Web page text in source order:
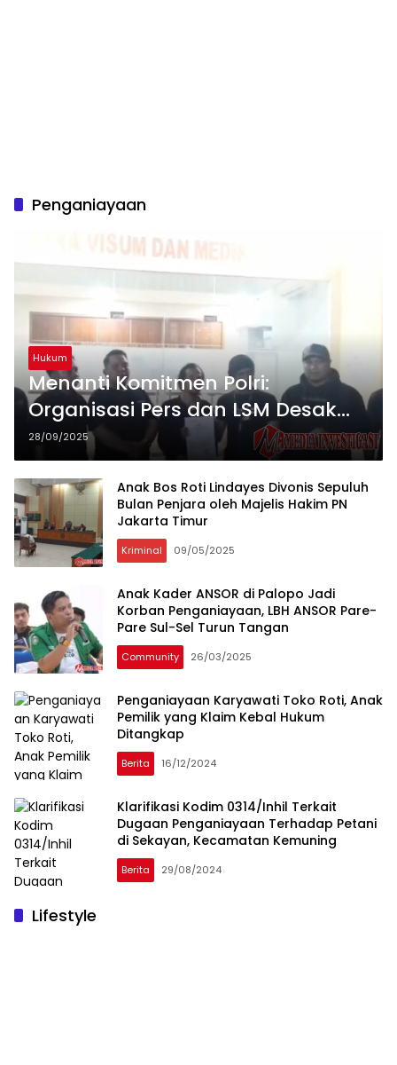
Penganiayaan
Hukum
Menanti Komitmen Polri:
Organisasi Pers dan LSM Desak
Kapolda Metro Jaya Usut Tuntas
Penganiayaan Jurnalis Ambarita
28/09/2025
Anak Bos Roti Lindayes Divonis Sepuluh
Bulan Penjara oleh Majelis Hakim PN
Jakarta Timur
Kriminal 09/05/2025
Anak Kader ANSOR di Palopo Jadi
Korban Penganiayaan, LBH ANSOR Pare-
Pare Sul-Sel Turun Tangan
Community 26/03/2025
Penganiayaan Karyawati Toko Roti, Anak
Pemilik yang Klaim Kebal Hukum
Ditangkap
Berita 16/12/2024
Klarifikasi Kodim 0314/Inhil Terkait
Dugaan Penganiayaan Terhadap Petani
di Sekayan, Kecamatan Kemuning
Berita 29/08/2024
Lifestyle